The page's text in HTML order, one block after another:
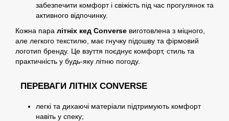
забезпечити комфорт і свіжість під час прогулянок та
активного відпочинку.
Кожна пара літніх кед Converse виготовлена з міцного,
але легкого текстилю, має гнучку підошву та фірмовий
логотип бренду. Це взуття поєднує комфорт, стиль та
практичність у будь-яку літню погоду.
ПЕРЕВАГИ ЛІТНІХ CONVERSE
легкі та дихаючі матеріали підтримують комфорт
навіть у спеку;